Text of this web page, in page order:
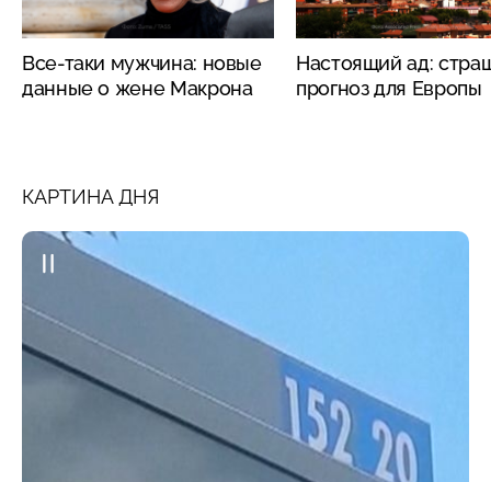
Все-таки мужчина: новые
данные о жене Макрона
Настоящий ад:
прогноз для Европы
КАРТИНА ДНЯ